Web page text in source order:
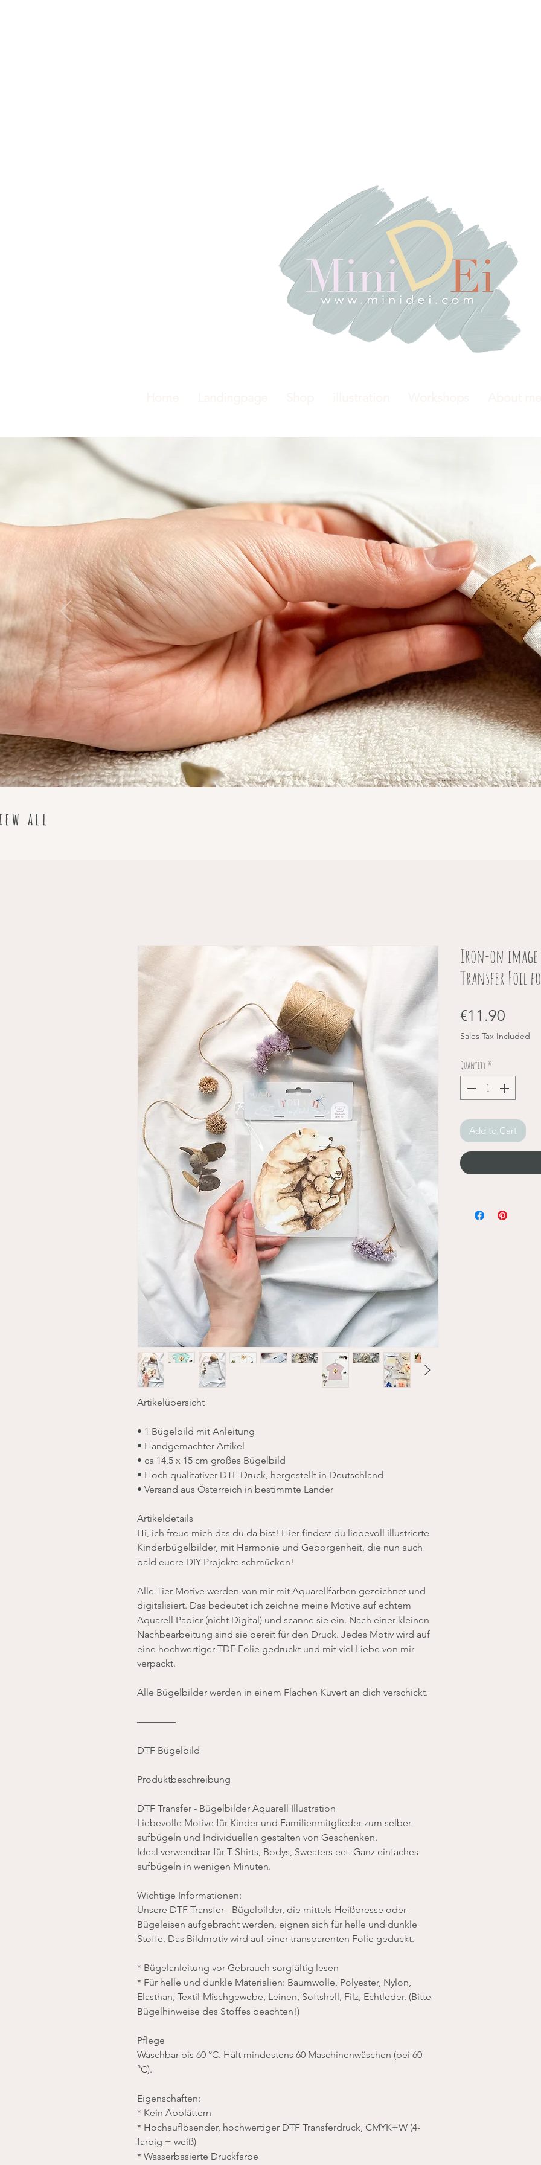
all
Artikelübersicht
• 1 Bügelbild mit Anleitung
• Handgemachter Artikel
• ca 14,5 x 15 cm großes Bügelbild
• Hoch qualitativer DTF Druck, hergestellt in Deutschland
• Versand aus Österreich in bestimmte Länder
Artikeldetails
Hi, ich freue mich das du da bist! Hier findest du liebevoll illustrierte
Kinderbügelbilder, mit Harmonie und Geborgenheit, die nun auch
bald euere DIY Projekte schmücken!
Alle Tier Motive werden von mir mit Aquarellfarben gezeichnet und
digitalisiert. Das bedeutet ich zeichne meine Motive auf echtem
Aquarell Papier (nicht Digital) und scanne sie ein. Nach einer kleinen
Nachbearbeitung sind sie bereit für den Druck. Jedes Motiv wird auf
eine hochwertiger TDF Folie gedruckt und mit viel Liebe von mir
verpackt.
Alle Bügelbilder werden in einem Flachen Kuvert an dich verschickt.
————
DTF Bügelbild
Produktbeschreibung
DTF Transfer - Bügelbilder Aquarell Illustration
Liebevolle Motive für Kinder und Familienmitglieder zum selber
aufbügeln und Individuellen gestalten von Geschenken.
Ideal verwendbar für T Shirts, Bodys, Sweaters ect. Ganz einfaches
aufbügeln in wenigen Minuten.
Wichtige Informationen:
Unsere DTF Transfer - Bügelbilder, die mittels Heißpresse oder
Bügeleisen aufgebracht werden, eignen sich für helle und dunkle
Stoffe. Das Bildmotiv wird auf einer transparenten Folie geduckt.
* Bügelanleitung vor Gebrauch sorgfältig lesen
* Für helle und dunkle Materialien: Baumwolle, Polyester, Nylon,
Elasthan, Textil-Mischgewebe, Leinen, Softshell, Filz, Echtleder. (Bitte
Bügelhinweise des Stoffes beachten!)
Pflege
Waschbar bis 60 °C. Hält mindestens 60 Maschinenwäschen (bei 60
°C).
Eigenschaften:
* Kein Abblättern
* Hochauflösender, hochwertiger DTF Transferdruck, CMYK+W (4-
farbig + weiß)
* Wasserbasierte Druckfarbe
Iron-on image
Transfer Foil
€11.90
Sales Tax Included
Quantity *
Add to Cart